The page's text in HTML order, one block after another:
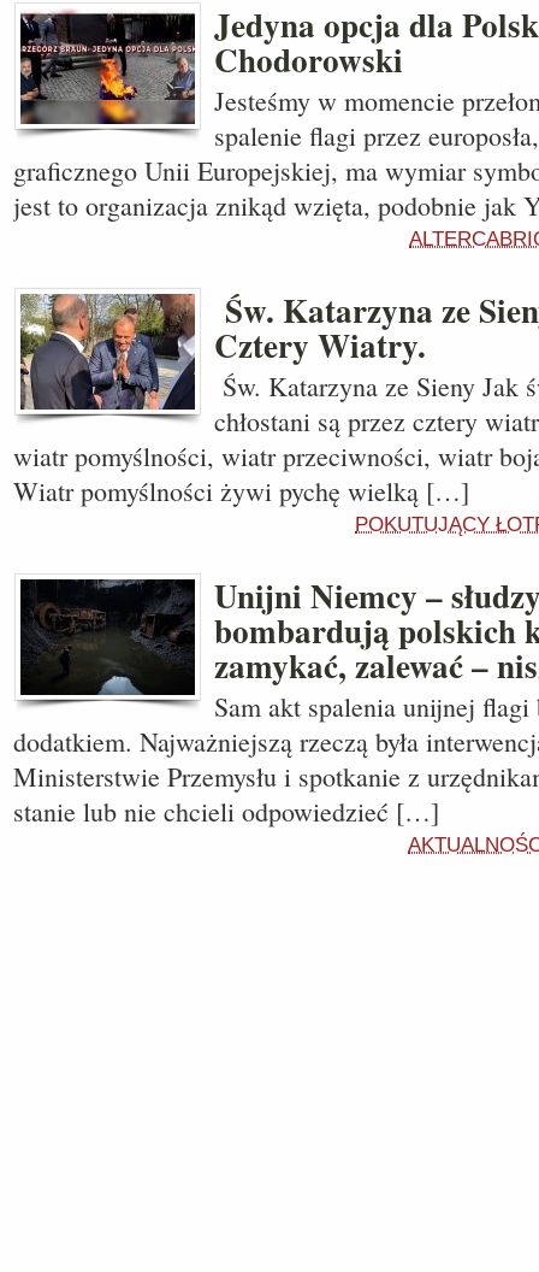
Jedyna opcja dla
Chodorowski
Jesteśmy w momencie
spalenie flagi przez
graficznego Unii Europejskiej, ma wymiar
jest to organizacja znikąd wzięta, podobnie
Św. Katarzyna ze
Cztery Wiatry.
Św. Katarzyna ze Sieny Jak
chłostani są przez cztery
wiatr pomyślności, wiatr przeciwności, wiatr
Wiatr pomyślności żywi pychę wielką […]
POKUTUJĄCY
Unijni Niemcy –
bombardują polskich
zamykać, zalewać –
Sam akt spalenia unijnej flagi
dodatkiem. Najważniejszą rzeczą była
Ministerstwie Przemysłu i spotkanie z
stanie lub nie chcieli odpowiedzieć […]